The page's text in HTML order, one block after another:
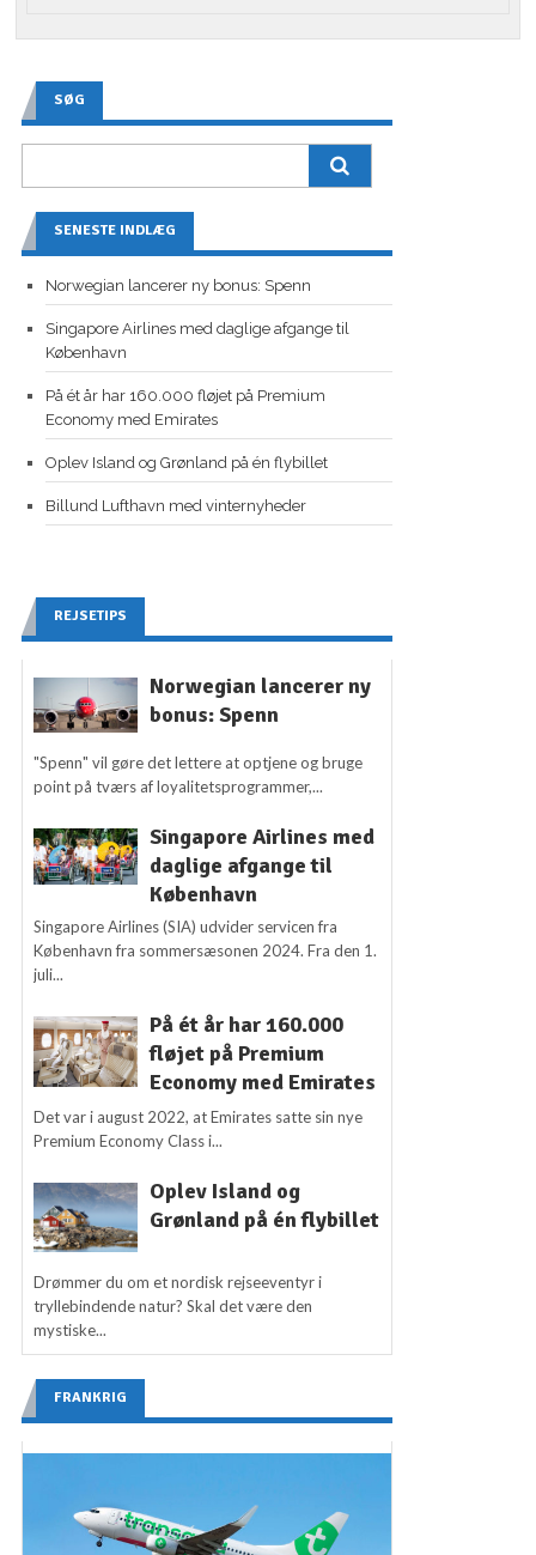
SØG
SENESTE INDLÆG
Norwegian lancerer ny bonus: Spenn
Singapore Airlines med daglige afgange til
København
På ét år har 160.000 fløjet på Premium
Economy med Emirates
Oplev Island og Grønland på én flybillet
Billund Lufthavn med vinternyheder
REJSETIPS
Norwegian lancerer ny
bonus: Spenn
"Spenn" vil gøre det lettere at optjene og bruge
point på tværs af loyalitetsprogrammer,...
Singapore Airlines med
daglige afgange til
København
Singapore Airlines (SIA) udvider servicen fra
København fra sommersæsonen 2024. Fra den 1.
juli...
På ét år har 160.000
fløjet på Premium
Economy med Emirates
Det var i august 2022, at Emirates satte sin nye
Premium Economy Class i...
Oplev Island og
Grønland på én flybillet
Drømmer du om et nordisk rejseeventyr i
tryllebindende natur? Skal det være den
mystiske...
FRANKRIG